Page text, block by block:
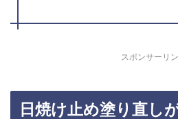
スポンサーリ
日焼け止め塗り直し